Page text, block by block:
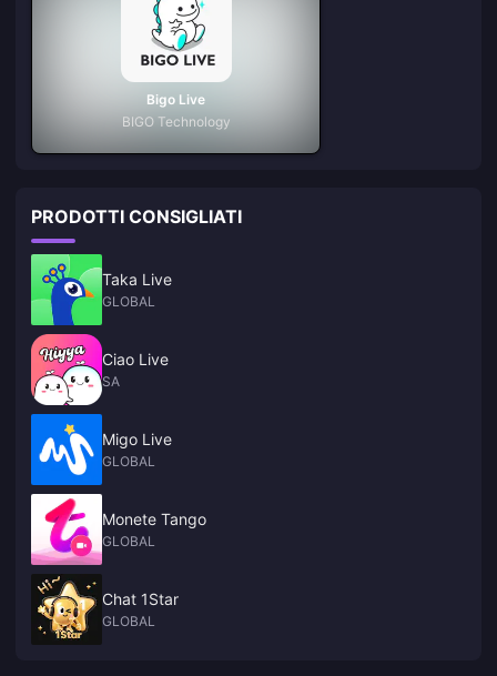
Bigo Live
BIGO Technology
PRODOTTI CONSIGLIATI
Taka Live
GLOBAL
Ciao Live
SA
Migo Live
GLOBAL
Monete Tango
GLOBAL
Chat 1Star
GLOBAL